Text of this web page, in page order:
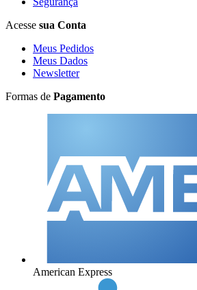
Acesse sua Conta
Meus Pedidos
Meus Dados
Newsletter
Formas de Pagamento
American Express